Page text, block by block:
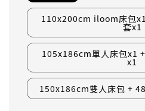
110x200cm iloom床包
套x1
105x186cm單人床包x1
x1
150x186cm雙人床包 +